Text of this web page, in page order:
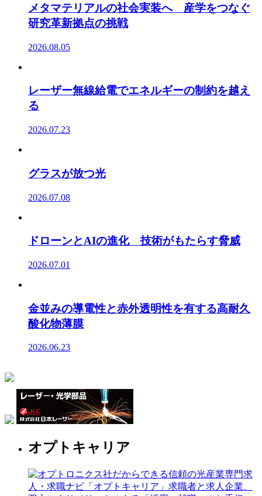
メタマテリアルの社会実装へ 産学をつなぐ
研究革新拠点の挑戦
2026.08.05
レーザー無線給電でエネルギーの制約を越え
る
2026.07.23
グラスが放つ光
2026.07.08
ドローンとAIの進化 技術がもたらす脅威
2026.07.01
金並みの導電性と赤外透明性を有する高耐久
酸化物薄膜
2026.06.23
オプトキャリア